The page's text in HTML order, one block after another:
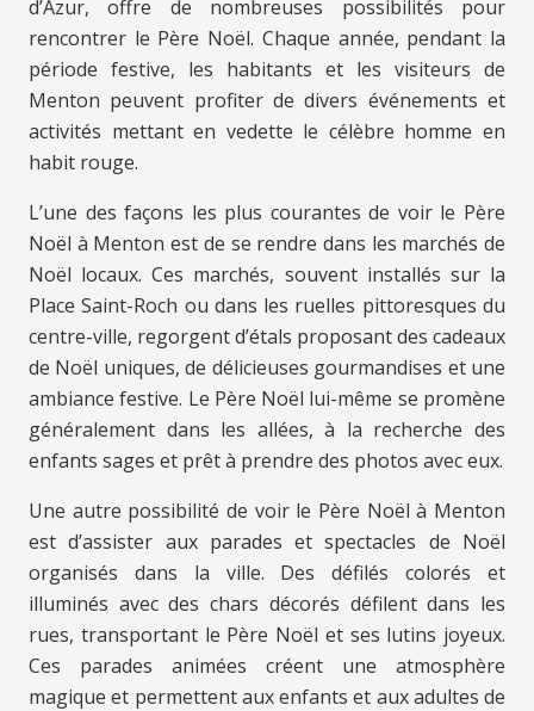
d’Azur, offre de nombreuses possibilités pour
rencontrer le Père Noël. Chaque année, pendant la
période festive, les habitants et les visiteurs de
Menton peuvent profiter de divers événements et
activités mettant en vedette le célèbre homme en
habit rouge.
L’une des façons les plus courantes de voir le Père
Noël à Menton est de se rendre dans les marchés de
Noël locaux. Ces marchés, souvent installés sur la
Place Saint-Roch ou dans les ruelles pittoresques du
centre-ville, regorgent d’étals proposant des cadeaux
de Noël uniques, de délicieuses gourmandises et une
ambiance festive. Le Père Noël lui-même se promène
généralement dans les allées, à la recherche des
enfants sages et prêt à prendre des photos avec eux.
Une autre possibilité de voir le Père Noël à Menton
est d’assister aux parades et spectacles de Noël
organisés dans la ville. Des défilés colorés et
illuminés avec des chars décorés défilent dans les
rues, transportant le Père Noël et ses lutins joyeux.
Ces parades animées créent une atmosphère
magique et permettent aux enfants et aux adultes de